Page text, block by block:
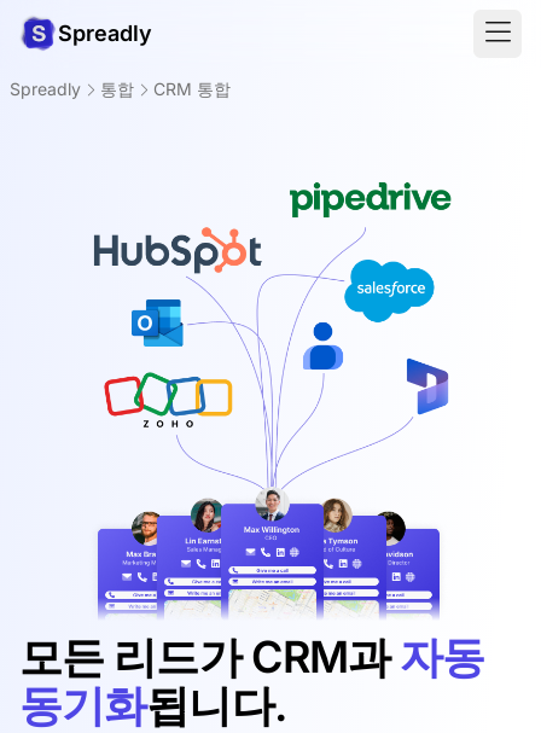
Spreadly
Spreadly 통합 CRM 통합
모든 리드가 CRM과자동
동기화됩니다.